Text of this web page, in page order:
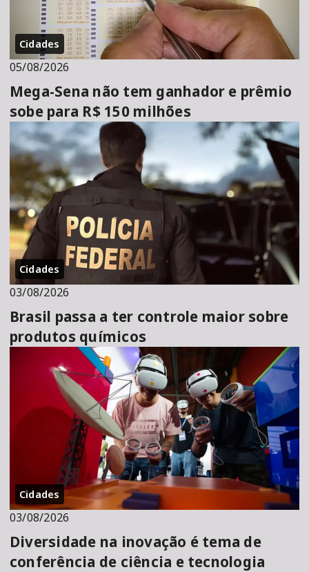
Cidades
05/08/2026
Mega-Sena não tem ganhador e prêmio
sobe para R$ 150 milhões
Cidades
03/08/2026
Brasil passa a ter controle maior sobre
produtos químicos
Cidades
03/08/2026
Diversidade na inovação é tema de
conferência de ciência e tecnologia